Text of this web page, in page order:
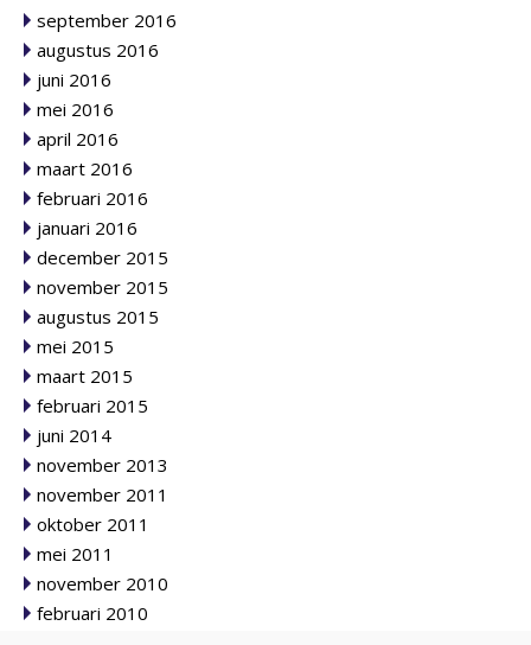
september 2016
augustus 2016
juni 2016
mei 2016
april 2016
maart 2016
februari 2016
januari 2016
december 2015
november 2015
augustus 2015
mei 2015
maart 2015
februari 2015
juni 2014
november 2013
november 2011
oktober 2011
mei 2011
november 2010
februari 2010